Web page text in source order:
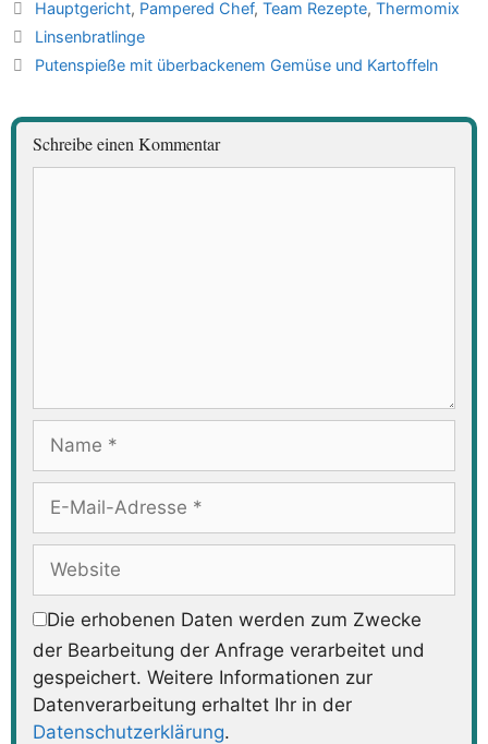
Schlagwörter
Hauptgericht, Pampered Chef, Team Rezepte, Thermomix
Linsenbratlinge
Putenspieße mit überbackenem Gemüse und Kartoffeln
Schreibe einen Kommentar
Mail-
Adresse
Die erhobenen Daten werden zum Zwecke
der Bearbeitung der Anfrage verarbeitet und
gespeichert. Weitere Informationen zur
Datenverarbeitung erhaltet Ihr in der
Datenschutzerklärung.